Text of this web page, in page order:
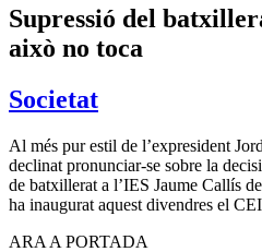
Supressió del
això no toca
Societat
Al més pur estil de l’expresident
declinat pronunciar-se sobre la
de batxillerat a l’IES Jaume Callís
ha inaugurat aquest divendres el
ARA A PORTADA